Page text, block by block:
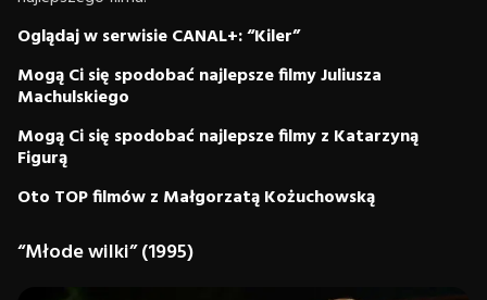
Oglądaj w serwisie CANAL+: “Kiler”
Mogą Ci się spodobać najlepsze filmy Juliusza
Machulskiego
Mogą Ci się spodobać najlepsze filmy z Katarzyną
Figurą
Oto TOP filmów z Małgorzatą Kożuchowską
“Młode wilki” (1995)